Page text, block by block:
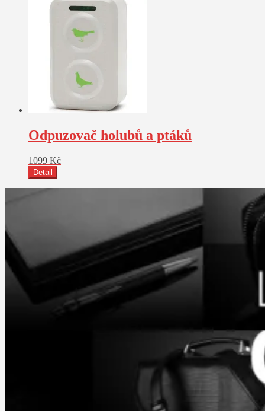
Odpuzovač holubů a ptáků
1099 Kč
Detail